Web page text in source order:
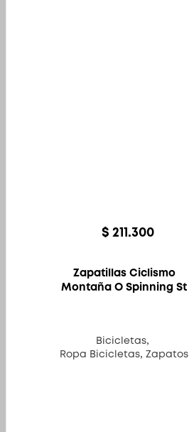
$ 211.300
Zapatillas Ciclismo
Montaña O Spinning St
Bicicletas,
Ropa Bicicletas, Zapatos